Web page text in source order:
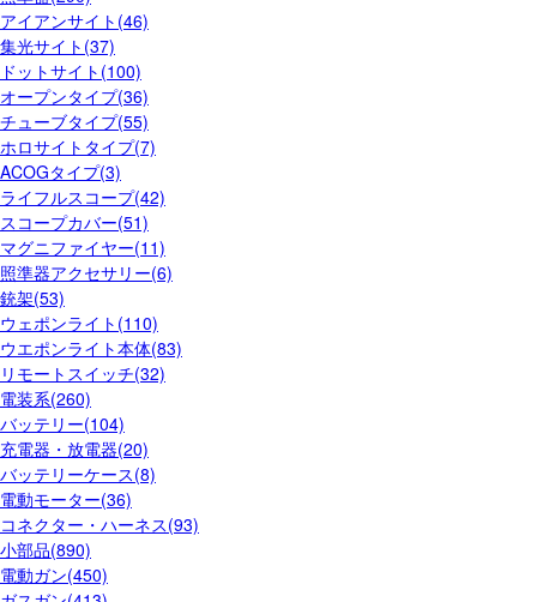
アイアンサイト(46)
集光サイト(37)
ドットサイト(100)
オープンタイプ(36)
チューブタイプ(55)
ホロサイトタイプ(7)
ACOGタイプ(3)
ライフルスコープ(42)
スコープカバー(51)
マグニファイヤー(11)
照準器アクセサリー(6)
銃架(53)
ウェポンライト(110)
ウエポンライト本体(83)
リモートスイッチ(32)
電装系(260)
バッテリー(104)
充電器・放電器(20)
バッテリーケース(8)
電動モーター(36)
コネクター・ハーネス(93)
小部品(890)
電動ガン(450)